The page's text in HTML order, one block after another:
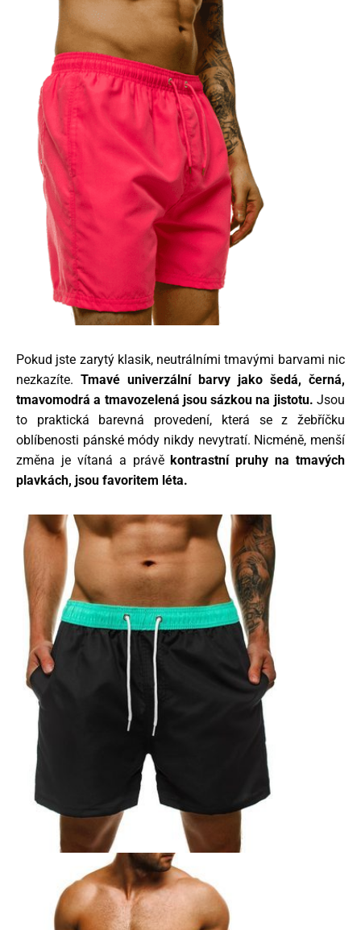
Pokud jste zarytý klasik, neutrálními tmavými barvami nic
nezkazíte. Tmavé univerzální barvy jako šedá, černá,
tmavomodrá a tmavozelená jsou sázkou na jistotu. Jsou
to praktická barevná provedení, která se z žebříčku
oblíbenosti pánské módy nikdy nevytratí. Nicméně, menší
změna je vítaná a právěkontrastnípruhy na tmavých
plavkách, jsou favoritem léta.